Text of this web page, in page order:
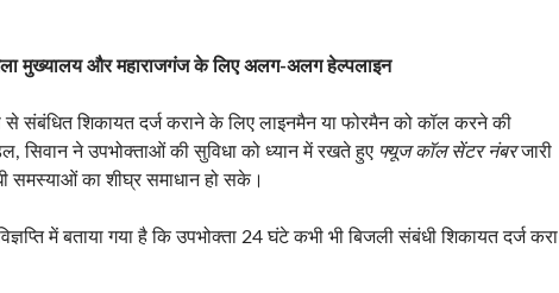
मुख्यालय और महाराजगंज के लिए अलग-अलग हेल्पलाइन
संबंधित शिकायत दर्ज कराने के लिए लाइनमैन या फोरमैन को कॉल करने की
सिवान ने उपभोक्ताओं की सुविधा को ध्यान में रखते हुए फ्यूज कॉल सेंटर नंबरजारी
समस्याओं का शीघ्र समाधान हो सके।
में बताया गया है कि उपभोक्ता 24 घंटे कभी भी बिजली संबंधी शिकायत दर्ज करा